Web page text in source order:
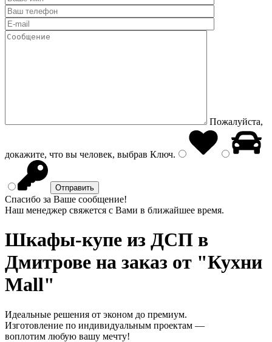
Пожалуйста,
докажите, что вы человек, выбрав Ключ.
Спасибо за Ваше сообщение!
Наш менеджер свяжется с Вами в ближайшее время.
Шкафы-купе из ДСП в
Дмитрове на заказ от "Кухни
Mall"
Идеальные решения от эконом до премиум.
Изготовление по индивидуальным проектам —
воплотим любую вашу мечту!